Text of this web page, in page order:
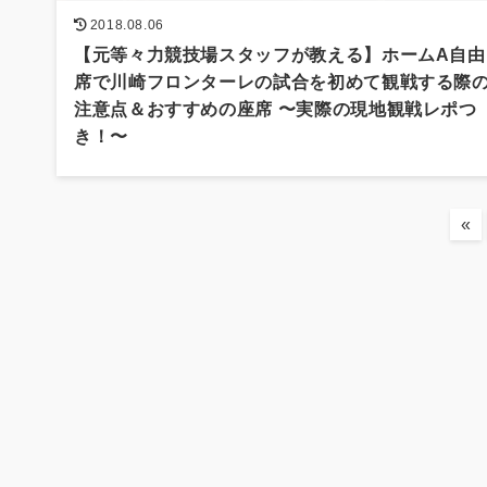
2018.08.06
【元等々力競技場スタッフが教える】ホームA自由
席で川崎フロンターレの試合を初めて観戦する際
注意点＆おすすめの座席 〜実際の現地観戦レポつ
き！〜
«